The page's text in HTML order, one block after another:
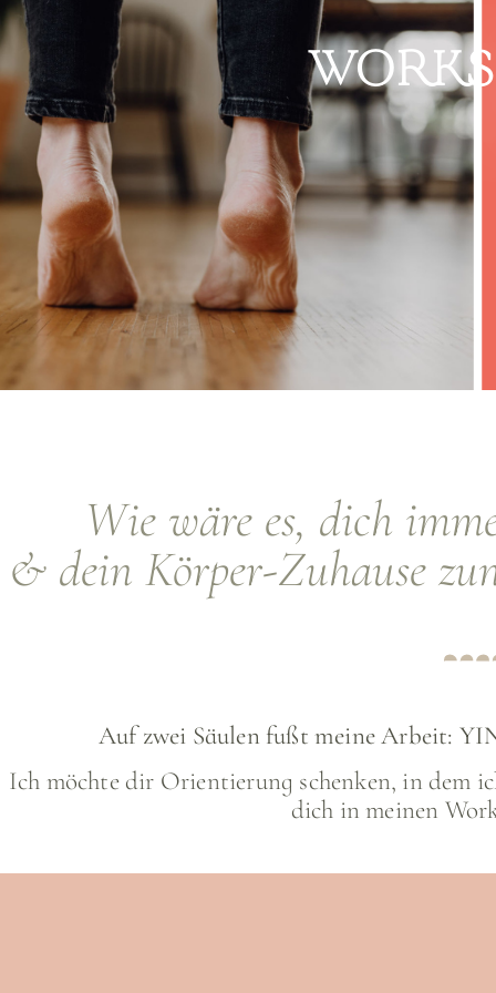
Wie wäre es, dich
& dein Körper-Zuhause
Auf zwei Säulen fußt meine Arbeit:
Ich möchte dir Orientierung schenken, in dem
dich in meinen